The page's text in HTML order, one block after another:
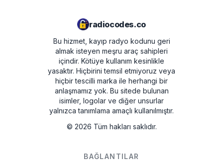
radiocodes.co
Bu hizmet, kayıp radyo kodunu geri
almak isteyen meşru araç sahipleri
içindir. Kötüye kullanım kesinlikle
yasaktır. Hiçbirini temsil etmiyoruz veya
hiçbir tescilli marka ile herhangi bir
anlaşmamız yok. Bu sitede bulunan
isimler, logolar ve diğer unsurlar
yalnızca tanımlama amaçlı kullanılmıştır.
© 2026 Tüm hakları saklıdır.
BAĞLANTILAR